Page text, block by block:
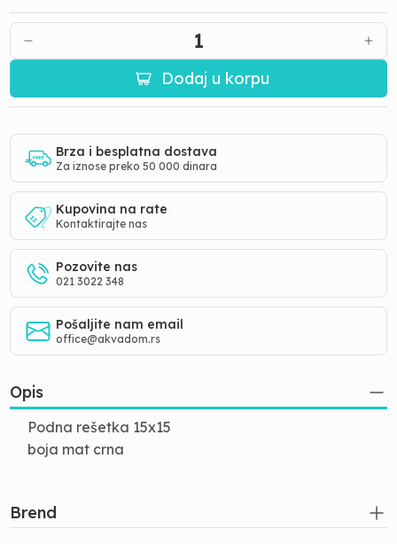
1
Dodaj u korpu
Brza i besplatna dostava
Za iznose preko 50 000 dinara
Kupovina na rate
Kontaktirajte nas
Pozovite nas
021 3022 348
Pošaljite nam email
office@akvadom.rs
Opis
Podna rešetka 15x15
boja mat crna
Brend